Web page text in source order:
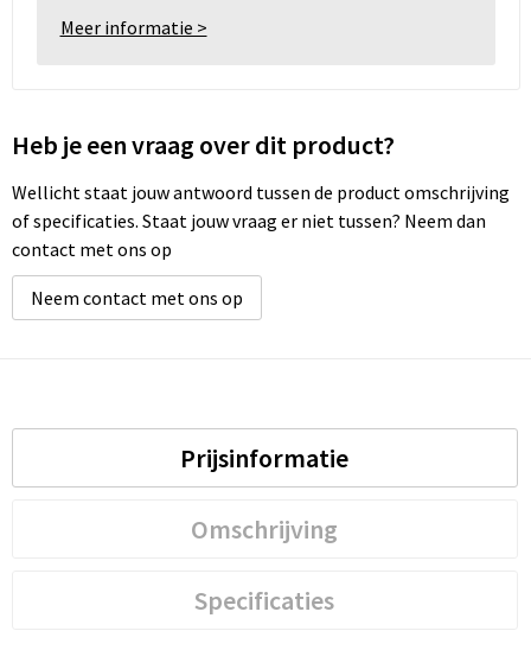
Meer informatie >
Heb je een vraag over dit product?
Wellicht staat jouw antwoord tussen de product omschrijving
of specificaties. Staat jouw vraag er niet tussen? Neem dan
contact met ons op
Neem contact met ons op
Prijsinformatie
Omschrijving
Specificaties